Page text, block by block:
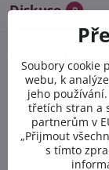
Diskuse 0
Kontaktujte nás
+420
Soubory cookie
webu, k
jeho
třetích stran a
partnerům v
„Přijmout
s tímto